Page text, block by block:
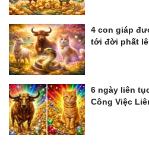
4 con giáp
tới đời phất
6 ngày liên
Công Việc